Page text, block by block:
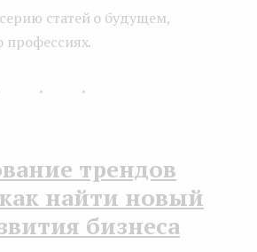
статей о будущем,
профессиях.
трендов
найти новый
бизнеса